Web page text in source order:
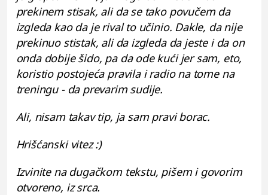
prekinem stisak, ali da se tako povučem da
izgleda kao da je rival to učinio. Dakle, da nije
prekinuo stistak, ali da izgleda da jeste i da on
onda dobije šido, pa da ode kući jer sam, eto,
koristio postojeća pravila i radio na tome na
treningu - da prevarim sudije.
Ali, nisam takav tip, ja sam pravi borac.
Hrišćanski vitez :)
Izvinite na dugačkom tekstu, pišem i govorim
otvoreno, iz srca.